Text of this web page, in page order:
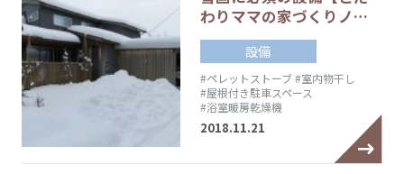
わりママの家づくりノ…
設備
#ペレットストーブ#室内物干し
#屋根付き駐車スペース
#浴室暖房乾燥機
2018.11.21